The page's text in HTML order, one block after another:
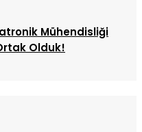
Mühendisliği
Olduk!